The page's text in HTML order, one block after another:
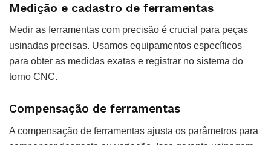
Medição e cadastro de ferramentas
Medir as ferramentas com precisão é crucial para peças
usinadas precisas. Usamos equipamentos específicos
para obter as medidas exatas e registrar no sistema do
torno CNC.
Compensação de ferramentas
A compensação de ferramentas ajusta os parâmetros para